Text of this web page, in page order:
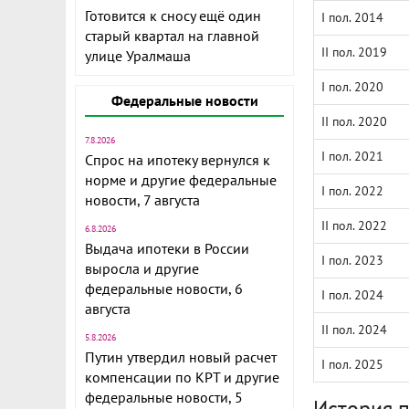
Готовится к сносу ещё один
старый квартал на главной
улице Уралмаша
Федеральные новости
7.8.2026
Спрос на ипотеку вернулся к
норме и другие федеральные
новости, 7 августа
6.8.2026
Выдача ипотеки в России
выросла и другие
федеральные новости, 6
августа
5.8.2026
Путин утвердил новый расчет
компенсации по КРТ и другие
федеральные новости, 5
I пол. 2014
II пол. 2019
I пол. 2020
II пол. 2020
I пол. 2021
I пол. 2022
II пол. 2022
I пол. 2023
I пол. 2024
II пол. 2024
I пол. 2025